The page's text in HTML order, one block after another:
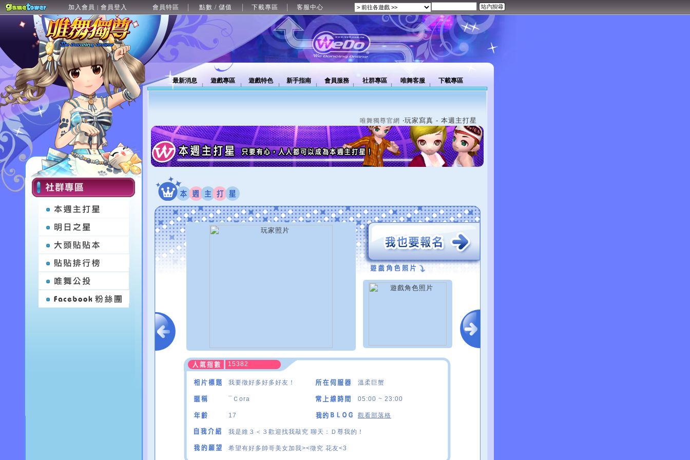
加入會員 | 會員登入 會員特區 點數 / 儲值 下載專區 客服中心
最新消息 遊戲專區 遊戲特色 新手指南 會員服務 社群專區 唯舞客服 下載專區
唯舞獨尊官網 ‧玩家寫真 - 本週主打星
15382
我要徵好多好多好友！ 溫柔巨蟹
¯Ｃora 05:00 ~ 23:00
17 觀看部落格
我是維３＜３歡迎找我敲究 聊天：Ｄ尊我的！
希望有好多帥哥美女加我><徵究 花友<3